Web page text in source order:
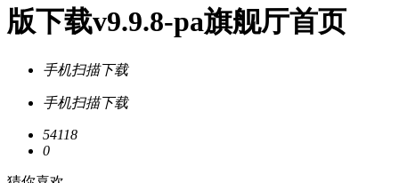
版下载v9.9.8-pa旗舰厅首页
手机扫描下载
手机扫描下载
54118
0